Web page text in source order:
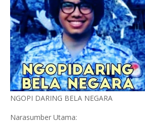
NGOPI DARING BELA NEGARA
Narasumber Utama: